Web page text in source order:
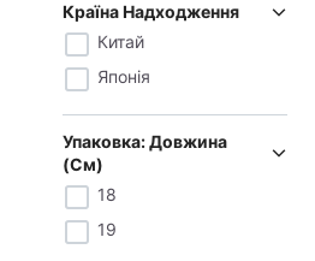
Країна Надходження
Китай
Японія
Упаковка: Довжина
(см)
18
19